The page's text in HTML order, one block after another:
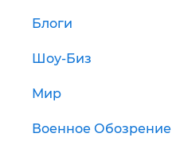
Блоги
Шоу-Биз
Мир
Военное Обозрение